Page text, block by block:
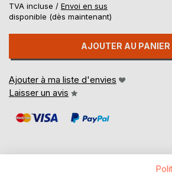
TVA incluse / Envoi en sus
disponible (dès maintenant)
AJOUTER AU PANIER
Ajouter à ma liste d'envies
Laisser un avis